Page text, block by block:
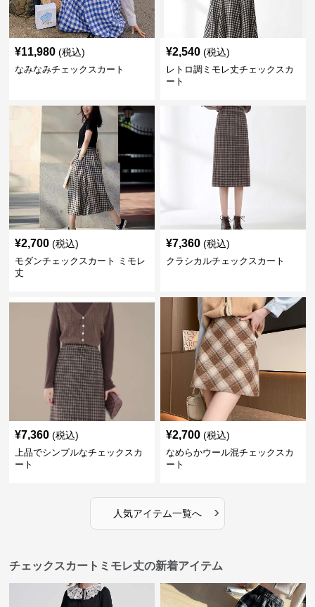
¥11,980 (税込)
なみなみチェックスカート
¥2,540 (税込)
レトロ調ミモレ丈チェックスカ
ート
¥2,700 (税込)
モダンチェックスカート ミモレ
丈
¥7,360 (税込)
クラシカルチェックスカート
¥7,360 (税込)
上品でシンプルなチェックスカ
ート
¥2,700 (税込)
なめらかウール混チェックスカ
ート
人気アイテム一覧へ ›
チェックスカートミモレ丈の新着アイテム